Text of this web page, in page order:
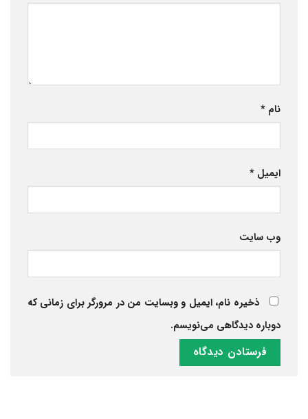
نام *
ایمیل *
وب‌ سایت
ذخیره نام، ایمیل و وبسایت من در مرورگر برای زمانی که
دوباره دیدگاهی می‌نویسم.